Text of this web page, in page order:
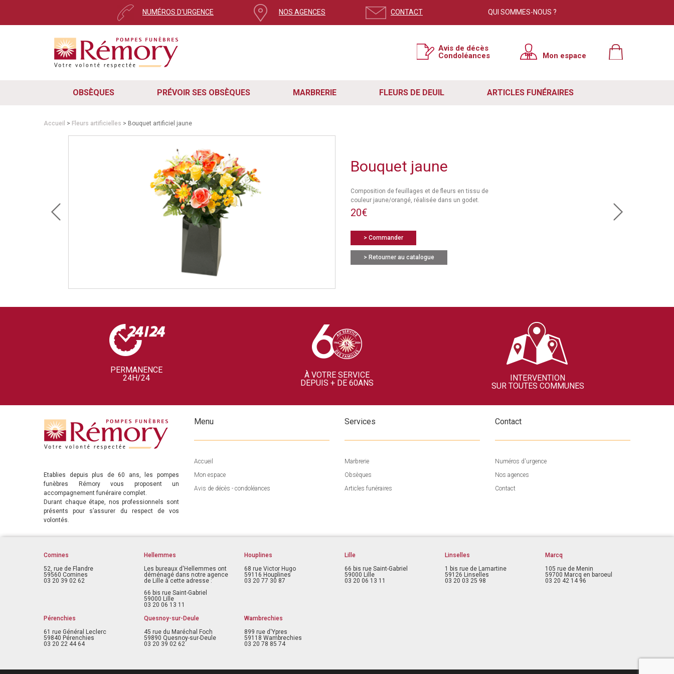
NUMÉROS D'URGENCE NOS AGENCES CONTACT QUI SOMMES-NOUS ?
Avis de décès
Condoléances
Mon espace
OBSÈQUES PRÉVOIR SES OBSÈQUES MARBRERIE FLEURS DE DEUIL ARTICLES FUNÉRAIRES
Accueil > Fleurs artificielles > Bouquet artificiel jaune
Bouquet jaune
Composition de feuillages et de fleurs en tissu de
couleur jaune/orangé, réalisée dans un godet.
20€
> Commander
> Retourner au catalogue
PERMANENCE
24H/24
À VOTRE SERVICE
DEPUIS + DE 60ANS
INTERVENTION
SUR TOUTES COMMUNES
Etablies depuis plus de 60 ans, les pompes
funèbres Rémory vous proposent un
accompagnement funéraire complet.
Durant chaque étape, nos professionnels sont
présents pour s’assurer du respect de vos
volontés.
Menu
Accueil
Mon espace
Avis de décès - condoléances
Services
Marbrerie
Obsèques
Articles funéraires
Contact
Numéros d'urgence
Nos agences
Contact
Comines
52, rue de Flandre
59560 Comines
03 20 39 02 62
Hellemmes
Les bureaux d'Hellemmes ont
déménagé dans notre agence
de Lille à cette adresse :
66 bis rue Saint-Gabriel
59000 Lille
03 20 06 13 11
Houplines
68 rue Victor Hugo
59116 Houplines
03 20 77 30 87
Lille
66 bis rue Saint-Gabriel
59000 Lille
03 20 06 13 11
Linselles
1 bis rue de Lamartine
59126 Linselles
03 20 03 25 98
Marcq
105 rue de Menin
59700 Marcq en baroeul
03 20 42 14 96
Pérenchies
61 rue Général Leclerc
59840 Pérenchies
03 20 22 44 64
Quesnoy-sur-Deule
45 rue du Maréchal Foch
59890 Quesnoy-sur-Deule
03 20 39 02 62
Wambrechies
899 rue d'Ypres
59118 Wambrechies
03 20 78 85 74